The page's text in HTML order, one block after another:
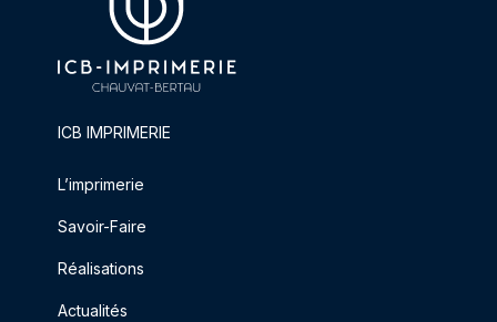
ICB IMPRIMERIE
L’imprimerie
Savoir-Faire
Réalisations
Actualités